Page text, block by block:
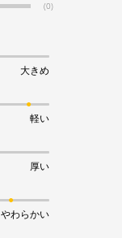
(0)
大きめ
軽い
厚い
やわらかい